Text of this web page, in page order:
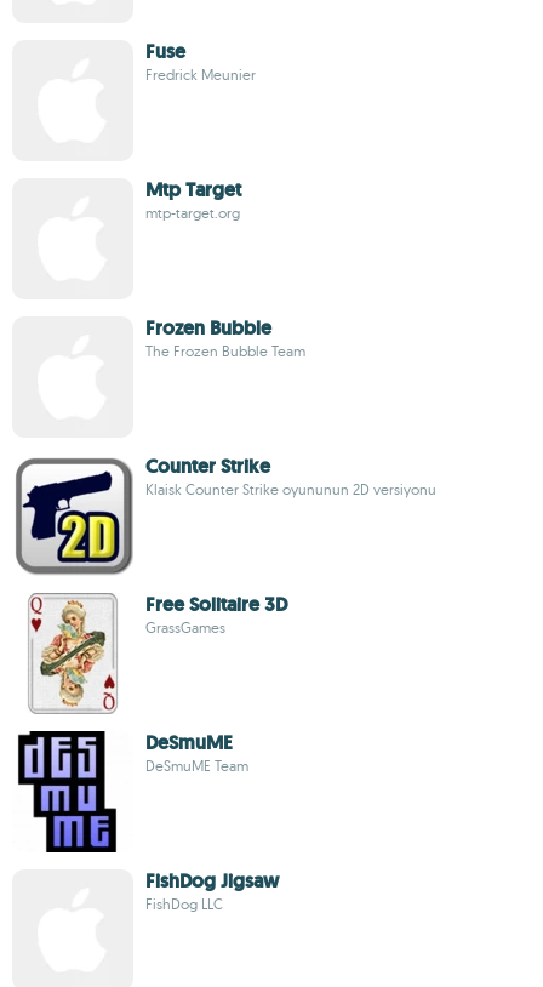
Fuse
Fredrick Meunier
Mtp Target
mtp-target.org
Frozen Bubble
The Frozen Bubble Team
Counter Strike
Klaisk Counter Strike oyununun 2D versiyonu
Free Solitaire 3D
GrassGames
DeSmuME
DeSmuME Team
FishDog Jigsaw
FishDog LLC